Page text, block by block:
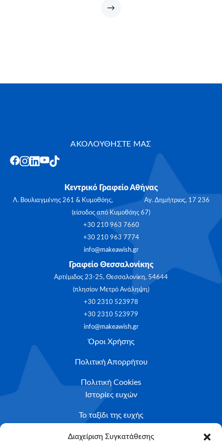
Διαχείριση Συγκατάθεσης
→
ΑΚΟΛΟΥΘΗΣΤΕ ΜΑΣ
Κεντρικό Γραφείο Αθήνας
Λ. Βουλιαγμένης 261 & Κυμοθόης, Αγ. Δημήτριος, 17 236
(είσοδος από Κυμοθόης 67)
+30 210 963 7660
+30 210 963 7774
info@makeawish.gr
Γραφείο Θεσσαλονίκης
Αρτέμιδος 23-25, Θεσσαλονίκη, 54644
(πλησίον Μετρό Ανάληψη)
+30 2310 523978
+30 2310 523979
info@makeawish.gr
Όροι Χρήσης
Πολιτική Απορρήτου
Πολιτική Cookies
Ιστορίες ευχών
Το ταξίδι της ευχής
Κριτήρια Καταλληλότητας